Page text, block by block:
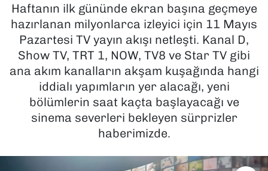
Haftanın ilk gününde ekran başına geçmeye
hazırlanan milyonlarca izleyici için 11 Mayıs
Pazartesi TV yayın akışı netleşti. Kanal D,
Show TV, TRT 1, NOW, TV8 ve Star TV gibi
ana akım kanalların akşam kuşağında hangi
iddialı yapımların yer alacağı, yeni
bölümlerin saat kaçta başlayacağı ve
sinema severleri bekleyen sürprizler
haberimizde.
MAGAZİN
POLİTİKA
SAĞLIK
SPOR
Haber Arşivi